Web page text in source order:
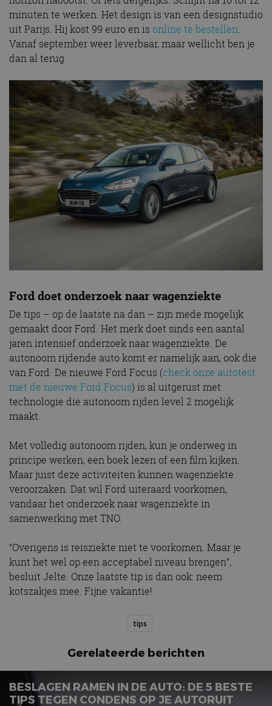
minuten te werken. Het design is van een designstudio
uit Parijs. Hij kost 99 euro en is online te bestellen.
Vanaf september weer leverbaar, maar wellicht ben je
dan al terug.
Ford doet onderzoek naar wagenziekte
De tips – op de laatste na dan – zijn mede mogelijk
gemaakt door Ford. Het merk doet sinds een aantal
jaren intensief onderzoek naar wagenziekte. De
autonoom rijdende auto komt er namelijk aan, ook die
van Ford. De nieuwe Ford Focus (check onze autotest
met de nieuwe Ford Focus) is al uitgerust met
technologie die autonoom rijden level 2 mogelijk
maakt.
Met volledig autonoom rijden, kun je onderweg in
principe werken, een boek lezen of een film kijken.
Maar juist deze activiteiten kunnen wagenziekte
veroorzaken. Dat wil Ford uiteraard voorkomen,
vandaar het onderzoek naar wagenziekte in
samenwerking met TNO.
“Overigens is reisziekte niet te voorkomen. Maar je
kunt het wel op een acceptabel niveau brengen”,
besluit Jelte. Onze laatste tip is dan ook: neem
kotszakjes mee. Fijne vakantie!
tips
Gerelateerde berichten
BESLAGEN RAMEN IN DE AUTO: DE 5 BESTE
TIPS TEGEN CONDENS OP JE AUTORUIT